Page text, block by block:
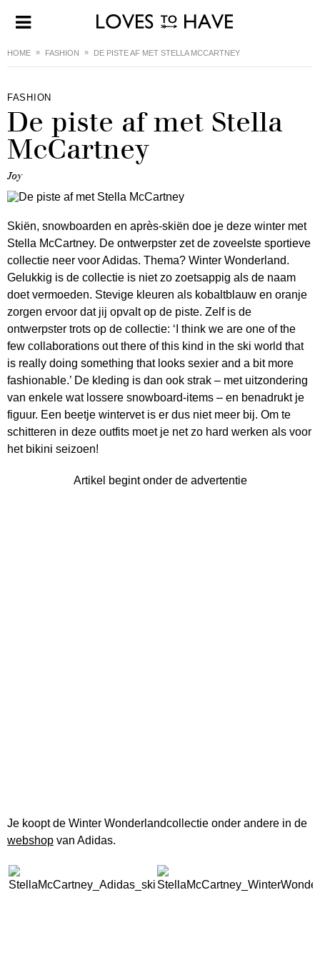
HOME FASHION DE PISTE AF MET STELLA MCCARTNEY
FASHION
De piste af met Stella
McCartney
Joy
Skiën, snowboarden en après-skiën doe je deze winter met
Stella McCartney. De ontwerpster zet de zoveelste sportieve
collectie neer voor Adidas. Thema? Winter Wonderland.
Gelukkig is de collectie is niet zo zoetsappig als de naam
doet vermoeden. Stevige kleuren als kobaltblauw en oranje
zorgen ervoor dat jij opvalt op de piste. Zelf is de
ontwerpster trots op de collectie: ‘I think we are one of the
few collaborations out there of this kind in the ski world that
is really doing something that looks sexier and a bit more
fashionable.’ De kleding is dan ook strak – met uitzondering
van enkele wat lossere snowboard-items – en benadrukt je
figuur. Een beetje wintervet is er dus niet meer bij. Om te
schitteren in deze outfits moet je net zo hard werken als voor
het bikini seizoen!
Artikel begint onder de advertentie
Je koopt de Winter Wonderlandcollectie onder andere in de
webshop van Adidas.